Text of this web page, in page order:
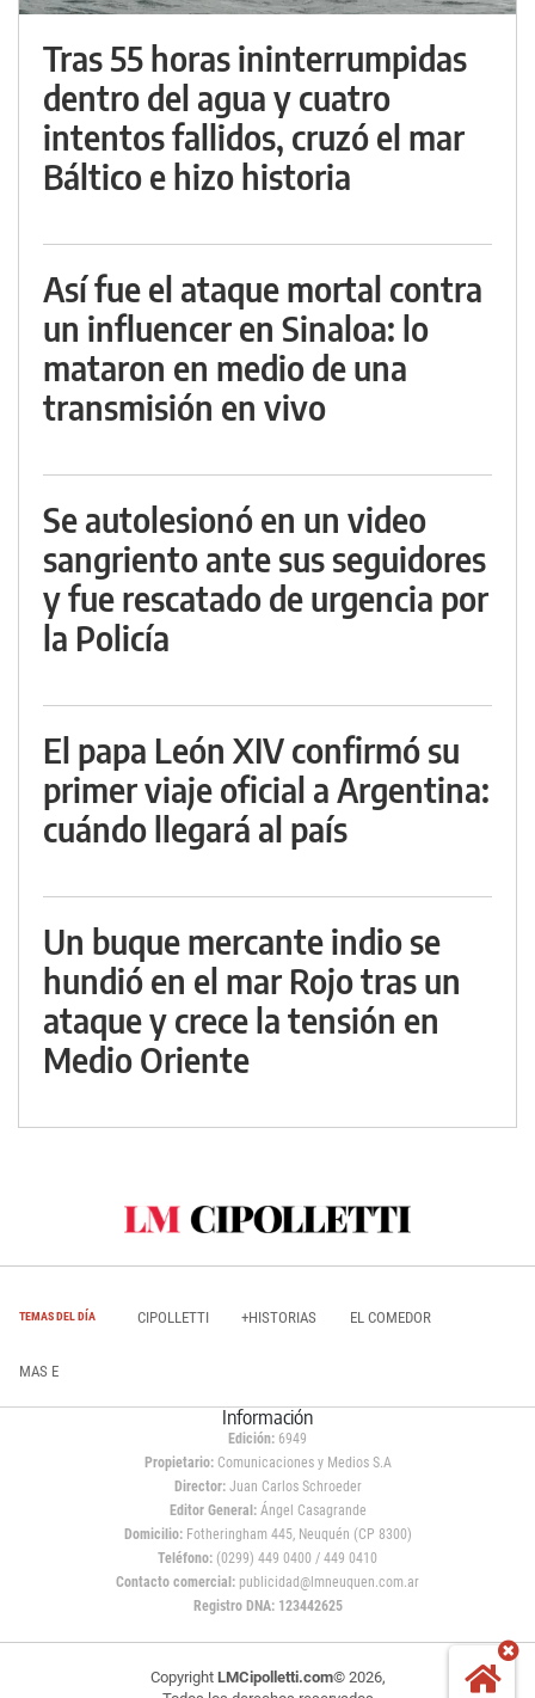
Tras 55 horas ininterrumpidas
dentro del agua y cuatro
intentos fallidos, cruzó el mar
Báltico e hizo historia
Así fue el ataque mortal contra
un influencer en Sinaloa: lo
mataron en medio de una
transmisión en vivo
Se autolesionó en un video
sangriento ante sus seguidores
y fue rescatado de urgencia por
la Policía
El papa León XIV confirmó su
primer viaje oficial a Argentina:
cuándo llegará al país
Un buque mercante indio se
hundió en el mar Rojo tras un
ataque y crece la tensión en
Medio Oriente
TEMAS DEL DÍA CIPOLLETTI +HISTORIAS EL COMEDOR
MAS E
Información
Edición: 6949
Propietario:Comunicaciones y Medios S.A
Director: Juan Carlos Schroeder
Editor General:Ángel Casagrande
Domicilio:Fotheringham 445, Neuquén (CP 8300)
Teléfono: (0299) 449 0400 / 449 0410
Contacto comercial: publicidad@lmneuquen.com.ar
Registro DNA: 123442625
Copyright LMCipolletti.com© 2026,